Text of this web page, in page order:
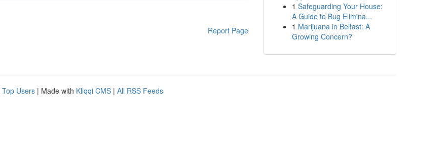
Report Page
1 Safeguarding Your House:
A Guide to Bug Elimina...
1 Marijuana in Belfast: A
Growing Concern?
Top Users | Made with Kliqqi CMS | All RSS Feeds